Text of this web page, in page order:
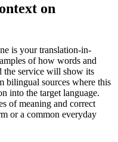
on
is your translation-in-
of how words and
the service will show its
bilingual sources where this
into the target language.
of meaning and correct
or a common everyday